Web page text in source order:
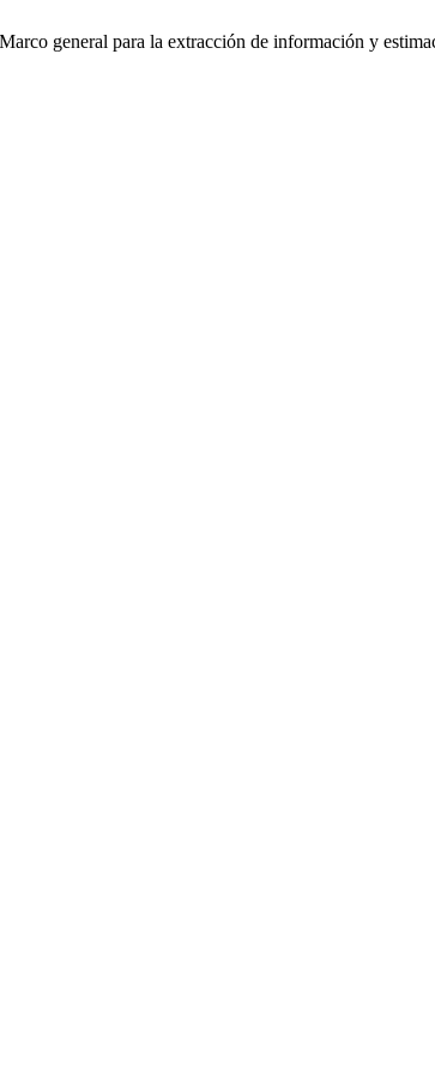
general para la extracción de información y